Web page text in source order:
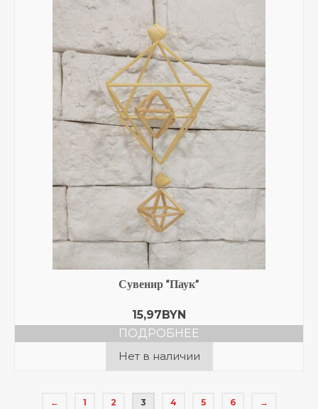
Сувенир “Паук”
15,97BYN
ПОДРОБНЕЕ
Нет в наличии
← 1 2 3 4 5 6 →